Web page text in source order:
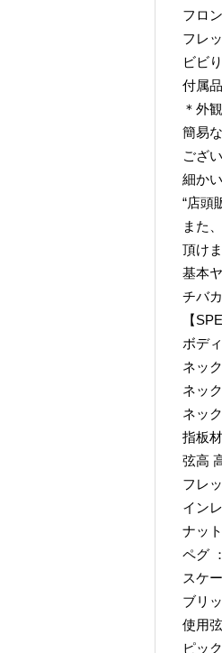
フロ
フレ
ビビ
付属
＊外
簡易
ござ
細か
“店頭
また
頂け
基本
チバ
【
ボデ
ネッ
ネッ
ネッ
指板
弦高
フレ
イン
ナッ
ペグ
スケ
ブリ
使用
ピッ